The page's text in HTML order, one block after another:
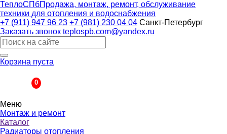
ТеплоСПбПродажа, монтаж, ремонт, обслуживание
техники для отопления и водоснабжения
+7 (911) 947 96 23 +7 (981) 230 04 04 Санкт-Петербург
Заказать звонок teplospb.com@yandex.ru
Корзина пуста
0
Меню
Монтаж и ремонт
Каталог
Радиаторы отопления